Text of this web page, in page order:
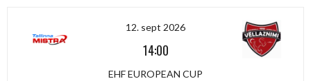
12. sept 2026
14:00
EHF EUROPEAN CUP